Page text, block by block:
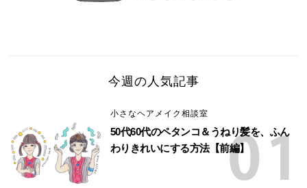
今週の人気記事
小さなヘアメイク相談室
50代60代のペタンコ＆うねり髪を、ふん
わりきれいにする方法【前編】